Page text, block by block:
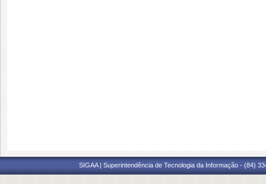
SIGAA | Superintendência de Tecnologia da Informação - (84)